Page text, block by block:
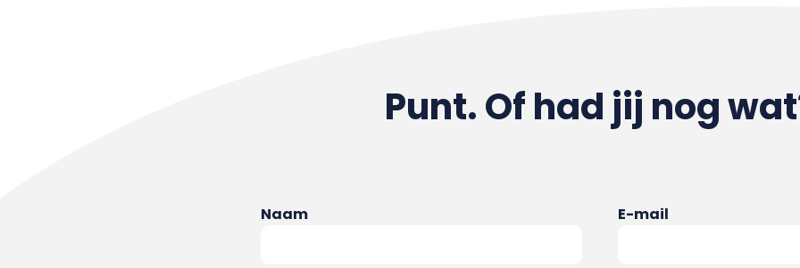
Punt. Of had jij nog
Naam E-mail